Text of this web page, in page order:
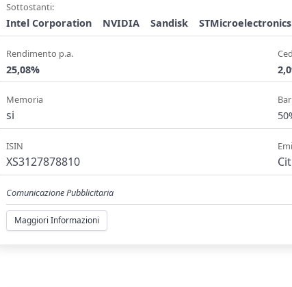
Sottostanti:
Intel Corporation NVIDIA Sandisk
Rendimento p.a.
25,08%
Memoria
si
ISIN
XS3127878810
Comunicazione Pubblicitaria
Maggiori Informazioni